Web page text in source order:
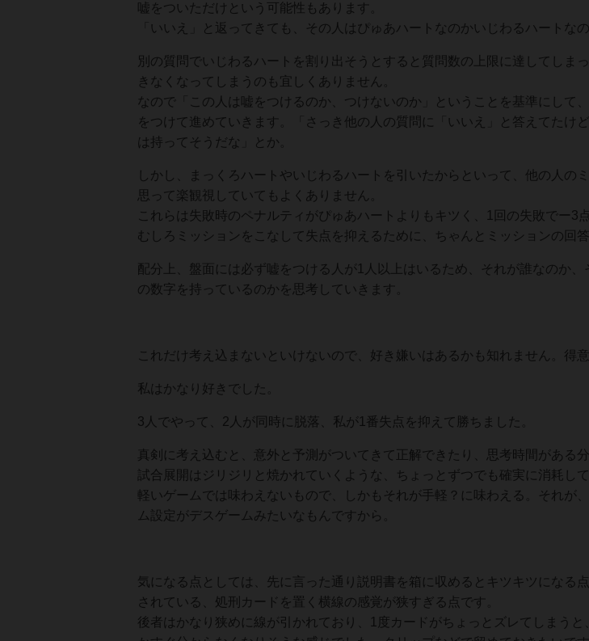
嘘をついただけという可能性もあります。
「いいえ」と返ってきても、その人はぴゅあハートなのかいじわるハートな
別の質問でいじわるハートを割り出そうとすると質問数の上限に達してしま
きなくなってしまうのも宜しくありません。
なので「この人は嘘をつけるのか、つけないのか」ということを基準にして
をつけて進めていきます。「さっき他の人の質問に「いいえ」と答えてたけ
は持ってそうだな」とか。
しかし、まっくろハートやいじわるハートを引いたからといって、他の人の
思って楽観視していてもよくありません。
これらは失敗時のペナルティがぴゅあハートよりもキツく、1回の失敗でー3
むしろミッションをこなして失点を抑えるために、ちゃんとミッションの回
配分上、盤面には必ず嘘をつける人が1人以上はいるため、それが誰なのか
の数字を持っているのかを思考していきます。
これだけ考え込まないといけないので、好き嫌いはあるかも知れません。得
私はかなり好きでした。
3人でやって、2人が同時に脱落、私が1番失点を抑えて勝ちました。
真剣に考え込むと、意外と予測がついてきて正解できたり、思考時間がある
試合展開はジリジリと焼かれていくような、ちょっとずつでも確実に消耗し
軽いゲームでは味わえないもので、しかもそれが手軽？に味わえる。それが
ム設定がデスゲームみたいなもんですから。
気になる点としては、先に言った通り説明書を箱に収めるとキツキツになる
されている、処刑カードを置く横線の感覚が狭すぎる点です。
後者はかなり狭めに線が引かれており、1度カードがちょっとズレてしまうと